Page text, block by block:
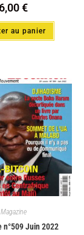
6,00€
au panier
Magazine
n°509 Juin 2022